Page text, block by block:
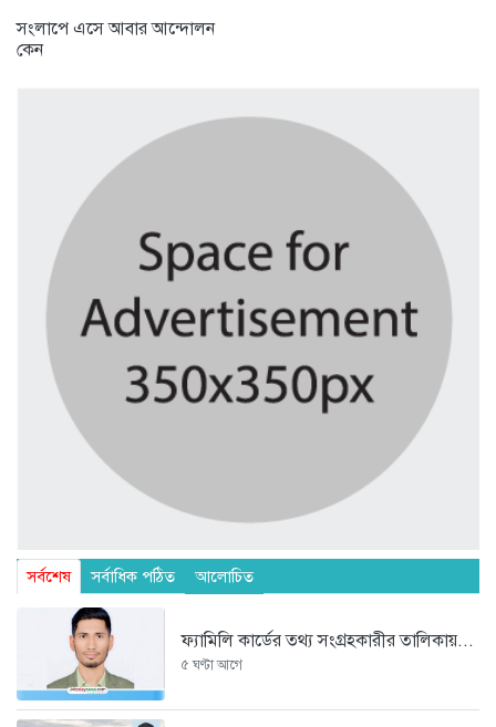
সংলাপে এসে আবার আন্দোলন
কেন
সর্বশেষ সর্বাধিক পঠিত আলোচিত
ফ্যামিলি কার্ডের তথ্য সংগ্রহকারীর তালিকায়...
৫ ঘণ্টা আগে